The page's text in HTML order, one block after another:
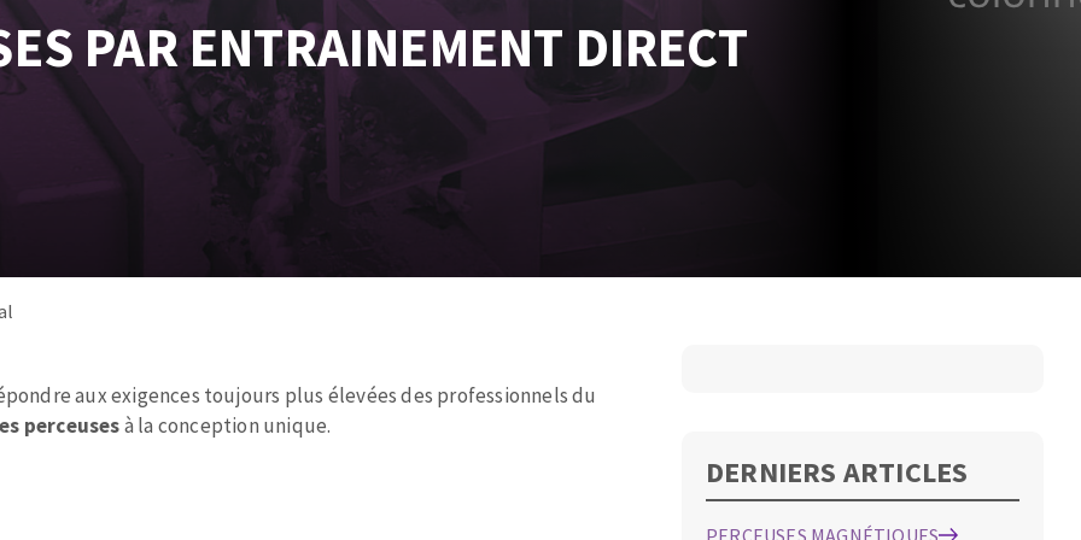
diamantés
Système auto-nivelant à vis
Système auto-nivelant à cale
Pose des joints
Nettoyage
ABRASIFS APPLIQUÉS
PAR ENTRAINEMENT DIRECT
aux exigences toujours plus élevées des professionnels du
perceusesà la conception unique.
DERNIERS ARTICLES